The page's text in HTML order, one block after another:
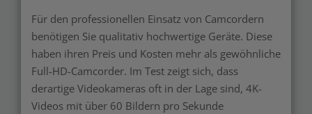
Für den professionellen Einsatz von Camcordern
benötigen Sie qualitativ hochwertige Geräte. Diese
haben ihren Preis und Kosten mehr als gewöhnliche
Full-HD-Camcorder. Im Test zeigt sich, dass
derartige Videokameras oft in der Lage sind, 4K-
Videos mit über 60 Bildern pro Sekunde